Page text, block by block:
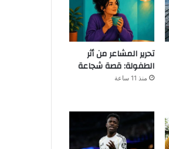
تحرير المشاعر من أثر
الطفولة: قصة شجاعة
منذ 11 ساعة